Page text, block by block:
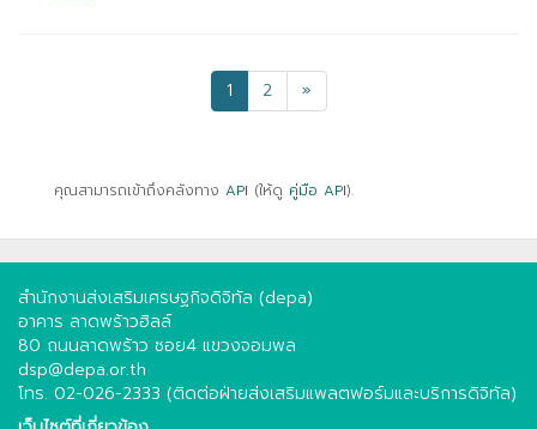
1 2 »
คุณสามารถเข้าถึงคลังทาง API (ให้ดู คู่มือ API).
สำนักงานส่งเสริมเศรษฐกิจดิจิทัล (depa)
อาคาร ลาดพร้าวฮิลล์
80 ถนนลาดพร้าว ซอย4 แขวงจอมพล
dsp@depa.or.th
โทร. 02-026-2333 (ติดต่อฝ่ายส่งเสริมแพลตฟอร์มและบริการดิจิทัล)